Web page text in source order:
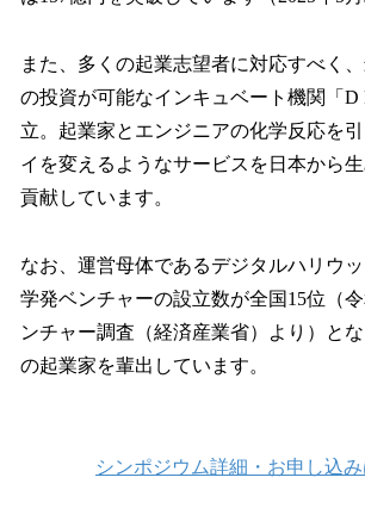
また、多くの起業志望者に対応すべく
の投資が可能なインキュベート機関「D
立。起業家とエンジニアの化学反応を
イを変えるようなサービスを日本から
貢献しています。
なお、運営母体であるデジタルハリウ
学発ベンチャーの設立数が全国15位（
ンチャー調査（経済産業省）より）と
の起業家を輩出しています。
シンポジウム詳細・お申し込